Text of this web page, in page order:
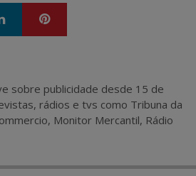
LinkedIn
sobre publicidade desde 15 de
rádios e tvs como Tribuna da
Monitor Mercantil, Rádio